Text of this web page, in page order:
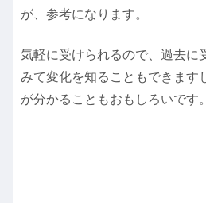
が、参考になります。
気軽に受けられるので、過去に
みて変化を知ることもできます
が分かることもおもしろいです。